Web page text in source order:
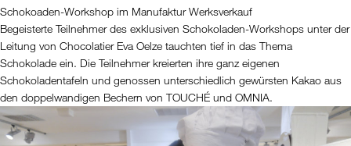
Schokoaden-Workshop im Manufaktur Werksverkauf
Begeisterte Teilnehmer des exklusiven Schokoladen-Workshops unter der
Leitung von Chocolatier Eva Oelze tauchten tief in das Thema
Schokolade ein. Die Teilnehmer kreierten ihre ganz eigenen
Schokoladentafeln und genossen unterschiedlich gewürsten Kakao aus
den doppelwandigen Bechern von TOUCHÉ und OMNIA.